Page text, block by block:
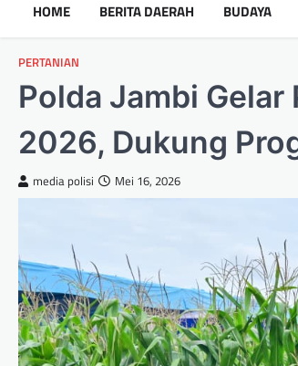
HOME BERITA DAERAH BUDAYA
PERTANIAN
Polda Jambi Gelar
2026, Dukung
media polisi Mei 16, 2026